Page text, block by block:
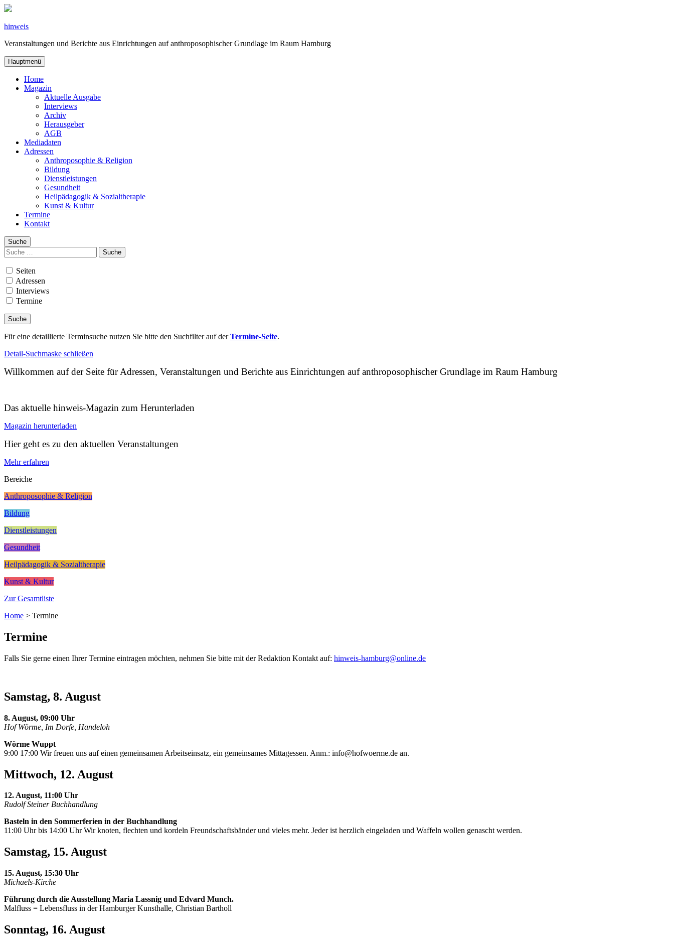
Zum
springen
hinweis
Veranstaltungen und Berichte aus Einrichtungen auf anthroposophischer Grundlage im Raum Hamburg
Hauptmenü
Home
Magazin
Aktuelle Ausgabe
Interviews
Archiv
Herausgeber
AGB
Mediadaten
Adressen
Anthroposophie & Religion
Bildung
Dienstleistungen
Gesundheit
Heilpädagogik & Sozialtherapie
Kunst & Kultur
Termine
Kontakt
Suche
Suchen
nach:
Seiten
Adressen
Interviews
Termine
Für eine detaillierte Terminsuche nutzen Sie bitte den Suchfilter auf derTermine-Seite.
Detail-Suchmaske schließen
Willkommen auf der Seite für Adressen, Veranstaltungen und Berichte aus Einrichtungen auf anthroposophischer Grundlage im Raum Hamburg
Das aktuelle hinweis-Magazin zum Herunterladen
Magazin herunterladen
Hier geht es zu den aktuellen Veranstaltungen
Mehr erfahren
Bereiche
Anthroposophie & Religion
Bildung
Dienstleistungen
Gesundheit
Heilpädagogik & Sozialtherapie
Kunst & Kultur
Zur Gesamtliste
Home > Termine
Termine
Falls Sie gerne einen Ihrer Termine eintragen möchten, nehmen Sie bitte mit der Redaktion Kontakt auf: hinweis-hamburg@online.de
Samstag, 8. August
8. August, 09:00 Uhr
Hof Wörme, Im Dorfe, Handeloh
Wörme Wuppt
9:00 17:00 Wir freuen uns auf einen gemeinsamen Arbeitseinsatz, ein gemeinsames Mittagessen. Anm.: info@hofwoerme.de an.
Mittwoch, 12. August
12. August, 11:00 Uhr
Rudolf Steiner Buchhandlung
Basteln in den Sommerferien in der Buchhandlung
11:00 Uhr bis 14:00 Uhr Wir knoten, flechten und kordeln Freundschaftsbänder und vieles mehr. Jeder ist herzlich eingeladen und Waffeln wollen genascht werden.
Samstag, 15. August
15. August, 15:30 Uhr
Michaels-Kirche
Führung durch die Ausstellung Maria Lassnig und Edvard Munch.
Malfluss = Lebensfluss in der Hamburger Kunsthalle, Christian Bartholl
Sonntag, 16. August